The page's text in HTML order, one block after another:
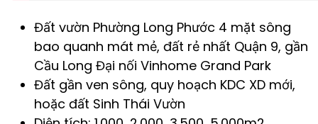
Đất vườn Phường Long Phước 4 mặt sông
bao quanh mát mẻ, đất rẻ nhất Quận 9, gần
Cầu Long Đại nối Vinhome Grand Park
Đất gần ven sông, quy hoạch KDC XD mới,
hoặc đất Sinh Thái Vườn